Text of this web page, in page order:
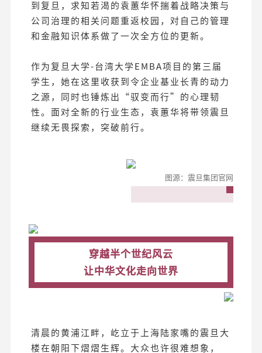
到复旦，求知若渴的袁蕙华怀揣着战略决策与
公司治理的相关问题重返校园，对自己的管理
和金融知识体系做了一次全方位的更新。
作为复旦大学-台湾大学EMBA项目的第三届
学生，她在这里收获到令企业基业长青的动力
之源，同时也锤炼出“驭变而行”的心理韧
性。面对全新的行业生态，袁蕙华将带领震旦
继续无畏探索，突破前行。
图源：震旦集团官网
穿越半个世纪风云
让中华文化走向世界
清晨的黄浦江畔，屹立于上海陆家嘴的震旦大
楼在朝阳下熠熠生辉。大众也许很难想象，